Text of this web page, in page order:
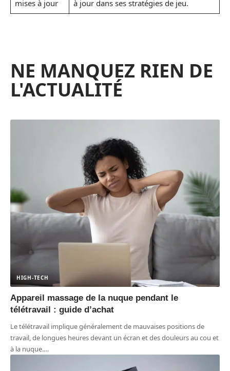
mises à jour
à jour dans ses stratégies de jeu.
NE MANQUEZ RIEN DE
L'ACTUALITÉ
HIGH-TECH
Appareil massage de la nuque pendant le
télétravail : guide d’achat
Le télétravail implique généralement de mauvaises positions de
travail, de longues heures devant un écran et des douleurs au cou et
à la nuque.…